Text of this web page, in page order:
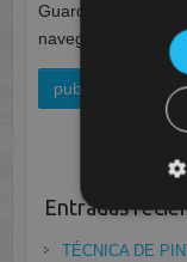
Guarda mi
navegador para la
Entradas
TÉCNICA DE